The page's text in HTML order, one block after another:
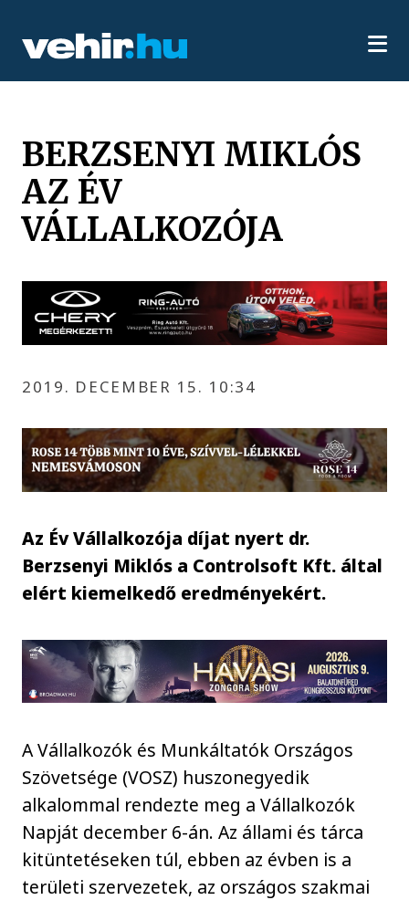
BERZSENYI MIKLÓS
AZ ÉV
VÁLLALKOZÓJA
2019. DECEMBER 15. 10:34
Az Év Vállalkozója díjat nyert dr.
Berzsenyi Miklós a Controlsoft Kft. által
elért kiemelkedő eredményekért.
A Vállalkozók és Munkáltatók Országos
Szövetsége (VOSZ) huszonegyedik
alkalommal rendezte meg a Vállalkozók
Napját december 6-án. Az állami és tárca
kitüntetéseken túl, ebben az évben is a
területi szervezetek, az országos szakmai